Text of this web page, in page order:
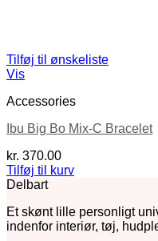
Tilføj til ønskeliste
Vis
Accessories
Ibu Big Bo Mix-C Bracelet
kr. 370.00
Tilføj til kurv
Delbart
Et skønt lille personligt
indenfor interiør, tøj,